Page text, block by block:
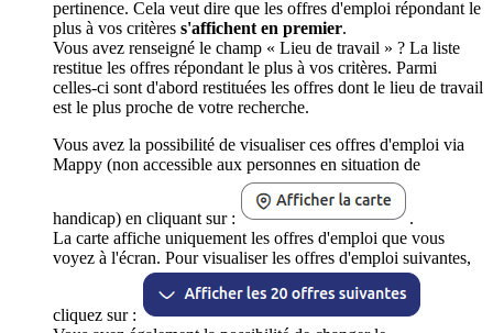
pertinence. Cela veut dire que les offres d'emploi répondant le
plus à vos critères s'affichent en premier.
Vous avez renseigné le champ « Lieu de travail » ? La liste
restitue les offres répondant le plus à vos critères. Parmi
celles-ci sont d'abord restituées les offres dont le lieu de travail
est le plus proche de votre recherche.
Vous avez la possibilité de visualiser ces offres d'emploi via
Mappy (non accessible aux personnes en situation de
handicap) en cliquant sur :
.
La carte affiche uniquement les offres d'emploi que vous
voyez à l'écran. Pour visualiser les offres d'emploi suivantes,
cliquez sur :